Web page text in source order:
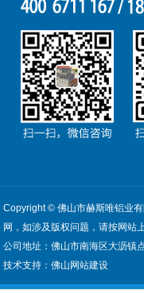
Copyright © 佛山市赫斯唯铝业
网，如涉及版权问题，请按网站
公司地址：佛山市南海区大沥
技术支持：佛山网站建设